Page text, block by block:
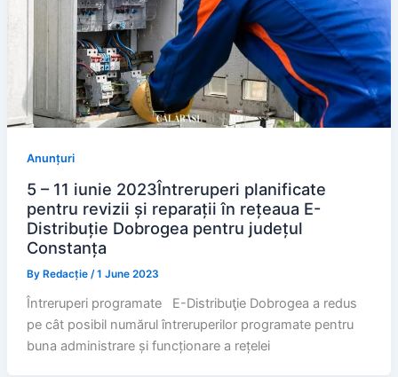
Anunțuri
5 – 11 iunie 2023Întreruperi planificate
pentru revizii și reparații în rețeaua E-
Distribuție Dobrogea pentru județul
Constanța
By Redacție /1 June 2023
Întreruperi programate E-Distribuţie Dobrogea a redus
pe cât posibil numărul întreruperilor programate pentru
buna administrare și funcționare a rețelei